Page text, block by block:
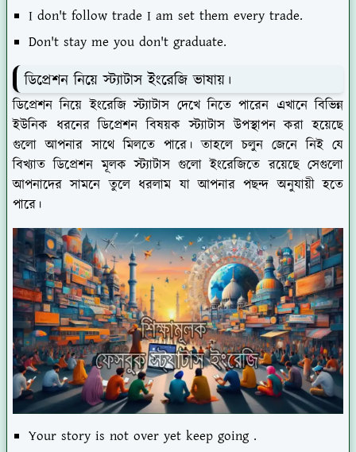
I don't follow trade I am set them every trade.
Don't stay me you don't graduate.
ডিপ্রেশন নিয়ে স্ট্যাটাস ইংরেজি ভাষায়।
ডিপ্রেশন নিয়ে ইংরেজি স্ট্যাটাস দেখে নিতে পারেন এখানে বিভিন্ন
ইউনিক ধরনের ডিপ্রেশন বিষয়ক স্ট্যাটাস উপস্থাপন করা হয়েছে
গুলো আপনার সাথে মিলতে পারে। তাহলে চলুন জেনে নিই যে
বিখ্যাত ডিপ্রেশন মূলক স্ট্যাটাস গুলো ইংরেজিতে রয়েছে সেগুলো
আপনাদের সামনে তুলে ধরলাম যা আপনার পছন্দ অনুযায়ী হতে
পারে।
Your story is not over yet keep going .